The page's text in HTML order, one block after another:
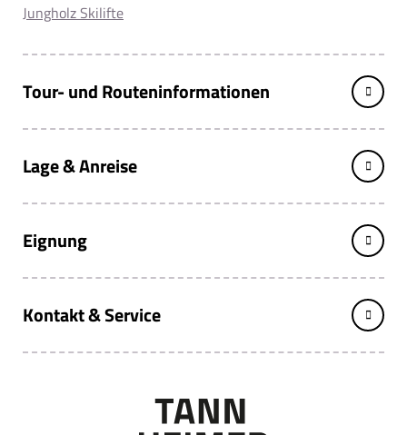
Jungholz Skilifte
Tour- und Routeninformationen
Lage & Anreise
Eignung
Kontakt & Service